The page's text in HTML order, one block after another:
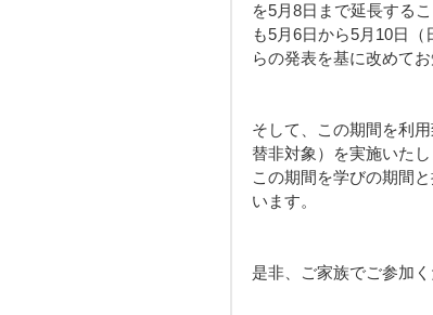
を5月8日まで延長する
も5月6日から5月10日
らの発表を基に改めてお
そして、この期間を利
替非対象）を実施いたし
この期間を学びの期間
います。
是非、ご家族でご参加く